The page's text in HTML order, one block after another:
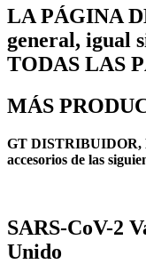
LA PÁGINA
general, igual
TODAS LAS
MÁS
GT DISTRIBUIDOR,
accesorios de las
SARS-CoV-2
Unido